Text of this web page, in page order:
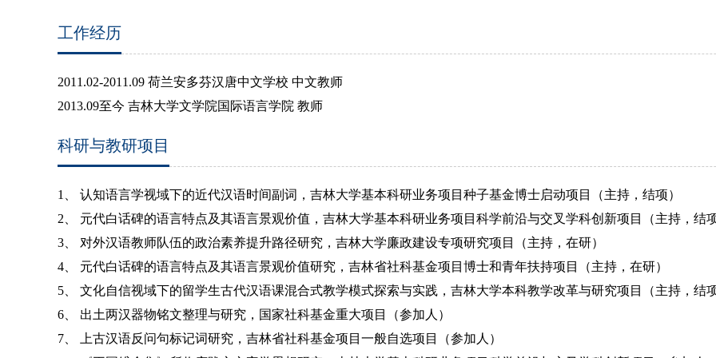
工作经历
2011.02-2011.09 荷兰安多芬汉唐中文学校 中文教师
2013.09至今 吉林大学文学院国际语言学院 教师
科研与教研项目
1、 认知语言学视域下的近代汉语时间副词，吉林大学基本科研业务项目种子基金博士启动项目（主持，结项）
2、 元代白话碑的语言特点及其语言景观价值，吉林大学基本科研业务项目科学前沿与交叉学科创新项目（主持，结项
3、 对外汉语教师队伍的政治素养提升路径研究，吉林大学廉政建设专项研究项目（主持，在研）
4、 元代白话碑的语言特点及其语言景观价值研究，吉林省社科基金项目博士和青年扶持项目（主持，在研）
5、 文化自信视域下的留学生古代汉语课混合式教学模式探索与实践，吉林大学本科教学改革与研究项目（主持，结项
6、 出土两汉器物铭文整理与研究，国家社科基金重大项目（参加人）
7、
上古汉语反问句标记词研究，吉林省社科基金项目一般自选项目（参加人）